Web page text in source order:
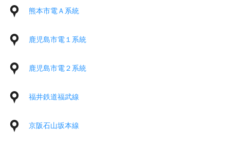
熊本市電Ａ系統
鹿児島市電１系統
鹿児島市電２系統
福井鉄道福武線
京阪石山坂本線